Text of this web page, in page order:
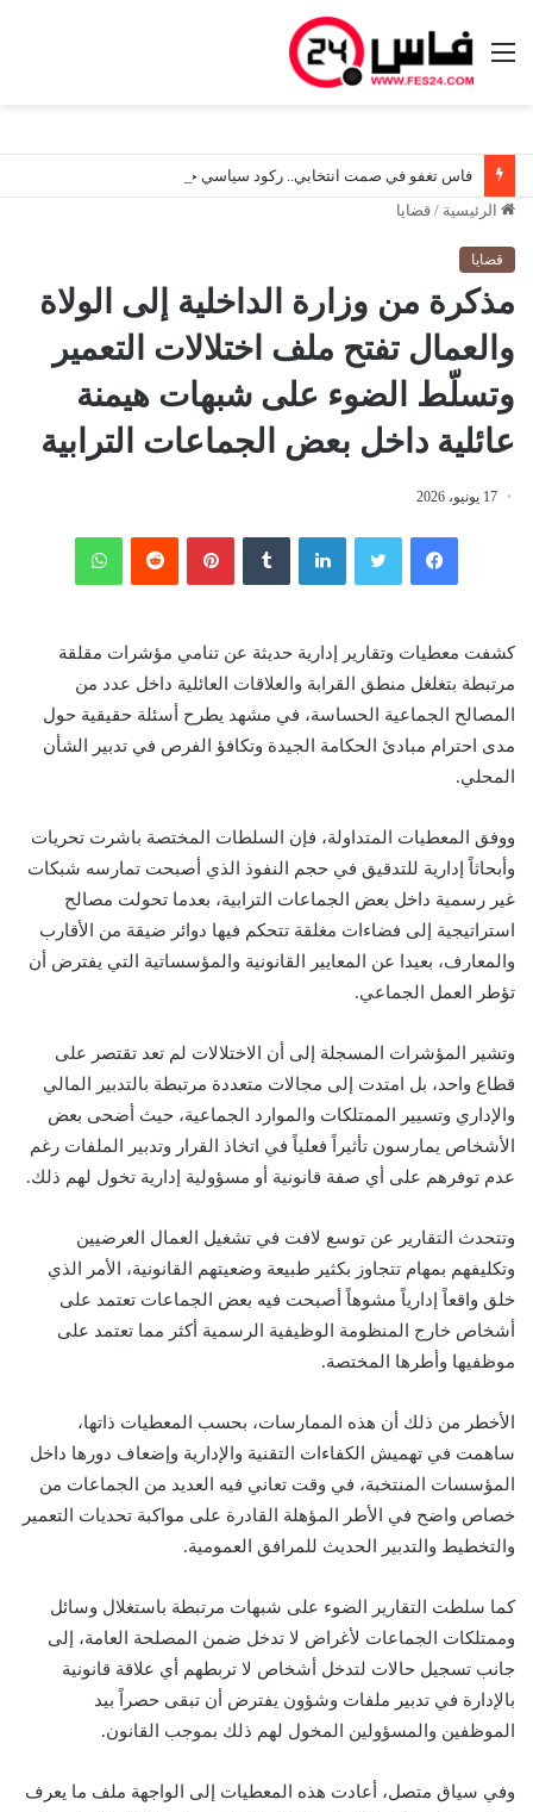
القائمة
الرئيسية / قضايا
قضايا
مذكرة من وزارة الداخلية إلى الولاة
والعمال تفتح ملف اختلالات التعمير
وتسلّط الضوء على شبهات هيمنة
عائلية داخل بعض الجماعات الترابية
17 يونيو، 2026
فيسبوك لينكدإن بينتيريست
كشفت معطيات وتقارير إدارية حديثة عن تنامي مؤشرات مقلقة
مرتبطة بتغلغل منطق القرابة والعلاقات العائلية داخل عدد من
المصالح الجماعية الحساسة، في مشهد يطرح أسئلة حقيقية حول
مدى احترام مبادئ الحكامة الجيدة وتكافؤ الفرص في تدبير الشأن
المحلي.
ووفق المعطيات المتداولة، فإن السلطات المختصة باشرت تحريات
وأبحاثاً إدارية للتدقيق في حجم النفوذ الذي أصبحت تمارسه شبكات
غير رسمية داخل بعض الجماعات الترابية، بعدما تحولت مصالح
استراتيجية إلى فضاءات مغلقة تتحكم فيها دوائر ضيقة من الأقارب
والمعارف، بعيدا عن المعايير القانونية والمؤسساتية التي يفترض أن
تؤطر العمل الجماعي.
وتشير المؤشرات المسجلة إلى أن الاختلالات لم تعد تقتصر على
قطاع واحد، بل امتدت إلى مجالات متعددة مرتبطة بالتدبير المالي
والإداري وتسيير الممتلكات والموارد الجماعية، حيث أضحى بعض
الأشخاص يمارسون تأثيراً فعلياً في اتخاذ القرار وتدبير الملفات رغم
عدم توفرهم على أي صفة قانونية أو مسؤولية إدارية تخول لهم ذلك.
وتتحدث التقارير عن توسع لافت في تشغيل العمال العرضيين
وتكليفهم بمهام تتجاوز بكثير طبيعة وضعيتهم القانونية، الأمر الذي
خلق واقعاً إدارياً مشوهاً أصبحت فيه بعض الجماعات تعتمد على
أشخاص خارج المنظومة الوظيفية الرسمية أكثر مما تعتمد على
موظفيها وأطرها المختصة.
الأخطر من ذلك أن هذه الممارسات، بحسب المعطيات ذاتها،
ساهمت في تهميش الكفاءات التقنية والإدارية وإضعاف دورها داخل
المؤسسات المنتخبة، في وقت تعاني فيه العديد من الجماعات من
خصاص واضح في الأطر المؤهلة القادرة على مواكبة تحديات التعمير
والتخطيط والتدبير الحديث للمرافق العمومية.
كما سلطت التقارير الضوء على شبهات مرتبطة باستغلال وسائل
وممتلكات الجماعات لأغراض لا تدخل ضمن المصلحة العامة، إلى
جانب تسجيل حالات لتدخل أشخاص لا تربطهم أي علاقة قانونية
بالإدارة في تدبير ملفات وشؤون يفترض أن تبقى حصراً بيد
الموظفين والمسؤولين المخول لهم ذلك بموجب القانون.
وفي سياق متصل، أعادت هذه المعطيات إلى الواجهة ملف ما يعرف